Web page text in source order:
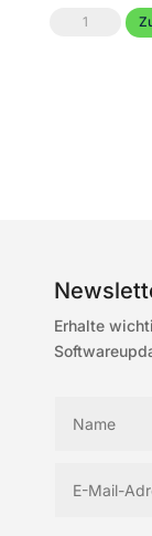
Erhalte